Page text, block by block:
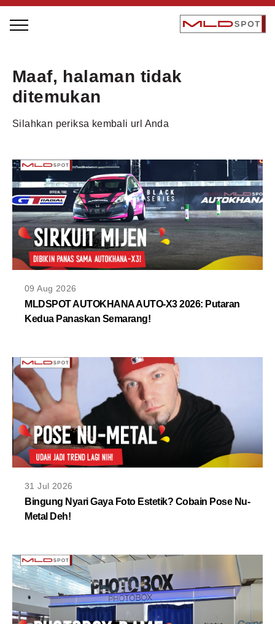
LOCAL GREATNESS
INSPIRING PRODUCTS
INSPIRING COMMUNITIES
TRENDING
EVENTS
MLDPODCAST
VIDEOS
MLDPOINTS
Maaf, halaman tidak
ditemukan
Silahkan periksa kembali url Anda
09 Aug 2026
MLDSPOT AUTOKHANA AUTO-X3 2026: Putaran
Kedua Panaskan Semarang!
31 Jul 2026
Bingung Nyari Gaya Foto Estetik? Cobain Pose Nu-
Metal Deh!